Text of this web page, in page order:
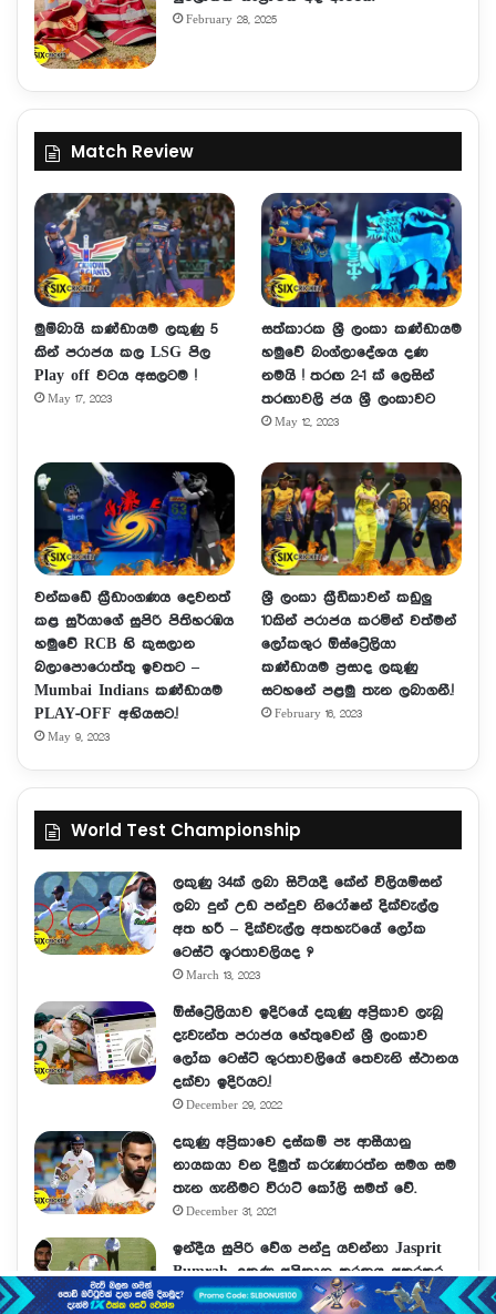
February 28, 2025
Match Review
මුම්බායි කණ්ඩායම ලකුණු 5
කින් පරාජය කල LSG පිල
Play off වටය අසලටම !
May 17, 2023
සත්කාරක ශ්‍රී ලංකා කණ්ඩායම
හමුවේ බංග්ලාදේශය දණ
නමයි ! තරඟ 2-1 ක් ලෙසින්
තරඟාවලි ජය ශ්‍රී ලංකාවට
May 12, 2023
වන්කඩේ ක්‍රීඩාංගණය දෙවනත්
කළ සුර්යාගේ සුපිරි පිතිහරඹය
හමුවේ RCB හි කුසලාන
බලාපොරොත්තු ඉවතට –
Mumbai Indians කණ්ඩායම
PLAY-OFF අභියසට.!
May 9, 2023
ශ්‍රී ලංකා ක්‍රීඩිකාවන් කඩුලු
10කින් පරාජය කරමින් වත්මන්
ලෝකශුර ඕස්ට්‍රේලියා
කණ්ඩායම ප්‍රසාද ලකුණු
සටහනේ පළමු තැන ලබාගනී.!
February 16, 2023
World Test Championship
ලකුණු 34ක් ලබා සිටියදී කේන් විලියම්සන්
ලබා දුන් උඩ පන්දුව නිරෝෂන් දික්වැල්ල
අත හරී – දික්වැල්ල අතහැ⁣රියේ ලෝක
ටෙස්ට් ශූරතාවලියද ?
March 13, 2023
ඕස්ට්‍රේලියාව ඉදිරියේ දකුණු අප්‍රිකාව ලැබූ
දැවැන්ත පරාජය හේතුවෙන් ශ්‍රී ලංකාව
ලෝක ටෙස්ට් ශුරතාවලියේ තෙවැනි ස්ථානය
දක්වා ඉදිරියට.!
December 29, 2022
දකුණු අප්‍රිකාවෙ දස්කම් පෑ ආසීයානු
නායකයා වන දිමුත් කරුණාරත්න සමග සම
තැන ගැනීමට විරාට් කෝලි සමත් වේ.
December 31, 2021
ඉන්දීය සුපිරි වේග පන්දු යවන්නා Jasprit
Bumrah, දකුණු අප්‍රිකානු තරඟය අතරතුර
පාදයේ අබාධයකට ලක් වෙයි.!